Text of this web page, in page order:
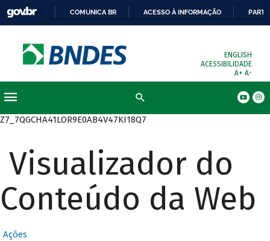
COMUNICA BR ACESSO À INFORMAÇÃO
ENGLISH
ACESSIBILIDADE
A+ A-
Z7_7QGCHA41LOR9E0AB4V47KI18Q7
Visualizador do
Conteúdo da Web
Ações